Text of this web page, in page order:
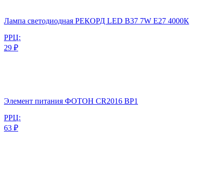
Лампа светодиодная РЕКОРД LED B37 7W Е27 4000К
РРЦ:
29 ₽
Элемент питания ФОТОН CR2016 BP1
РРЦ:
63 ₽